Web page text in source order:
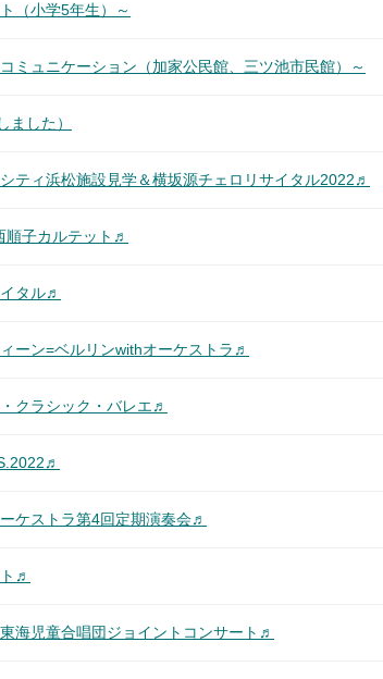
（小学5年生）～
ミュニケーション（加家公民館、三ツ池市民館）～
した）
ティ浜松施設見学＆横坂源チェロリサイタル2022♬
順子カルテット♬
タル♬
ーン=ベルリンwithオーケストラ♬
クラシック・バレエ♬
ケストラ第4回定期演奏会♬
♬
海児童合唱団ジョイントコンサート♬